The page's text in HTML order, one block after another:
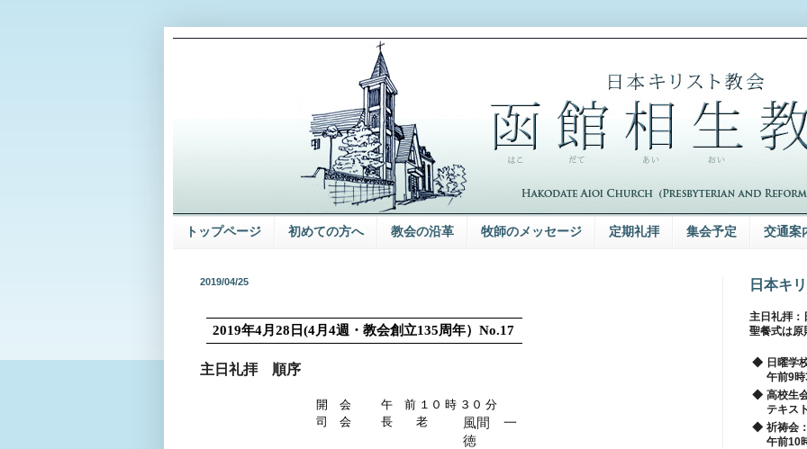
トップページ 初めての方へ 教会の沿革 牧師のメッセージ 定期礼拝 集会予定 交通案
2019/04/25
2019年4月28 日(4月4週・教会創立135周年）No.17
主日礼拝 順序
開 会
午 前 １０ 時 ３０ 分
司 会
長 老
風間 一
徳
日本キ
主日礼拝：
聖餐式は原
◆ 日曜学
午前9
◆ 高校生
テキス
◆ 祈祷会
午前10